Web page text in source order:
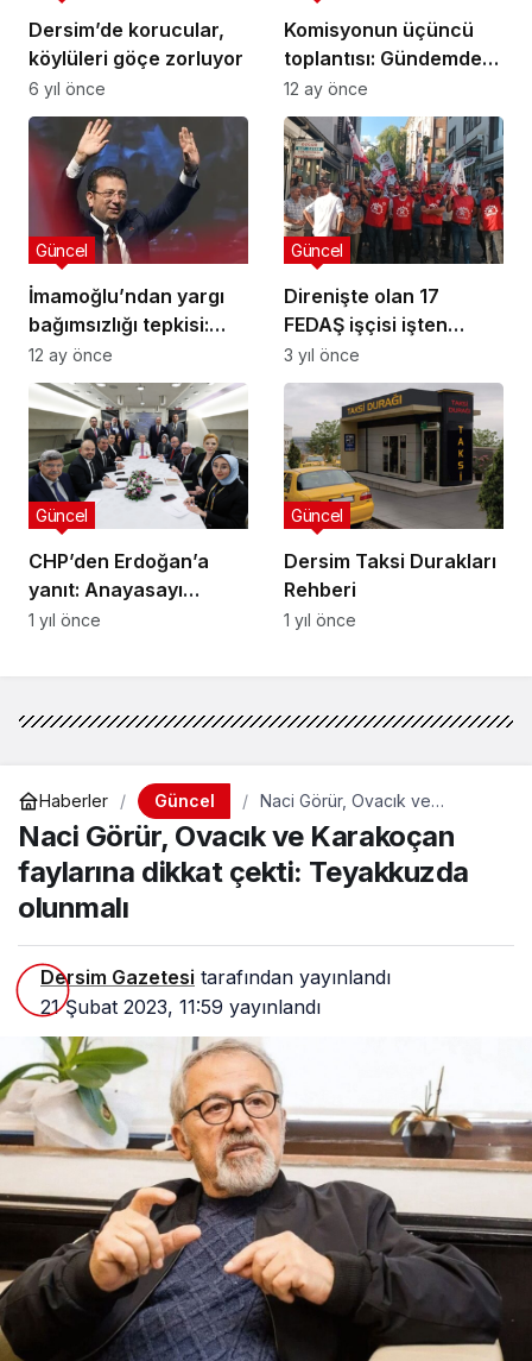
Dersim’de korucular,
köylüleri göçe zorluyor
6 yıl önce
Komisyonun üçüncü
toplantısı: Gündemde
neler var?
12 ay önce
İmamoğlu’ndan yargı
bağımsızlığı tepkisi:
“Maskeniz çoktan
düştü”
Güncel
12 ay önce
Direnişte olan 17
FEDAŞ işçisi işten
çıkarıldı: Sanatçılardan
işçilere destek
Güncel
3 yıl önce
CHP’den Erdoğan’a
yanıt: Anayasayı
tanımayanla anayasa
Güncel
1 yıl önce
Dersim Taksi Durakları
Rehberi
Güncel
1 yıl önce
Haberler Güncel
Naci Görür, Ovacık ve
çekti: Teyakkuzda olunmalı
Naci Görür, Ovacık ve Karakoçan
faylarına dikkat çekti: Teyakkuzda
olunmalı
Dersim Gazetesi tarafından yayınlandı
21 Şubat 2023, 11:59 yayınlandı